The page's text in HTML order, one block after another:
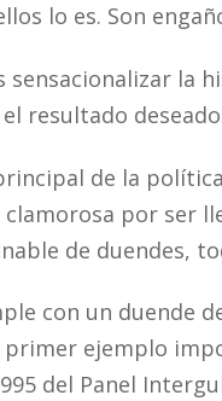
lo es. Son
sensacionalizar la
resultado
de la
por ser
de duendes,
con un duende
primer ejemplo
del Panel